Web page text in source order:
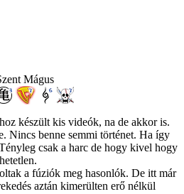
Mágus
készült kis videók, na de akkor is.
Nincs benne semmi történet. Ha így
csak a harc de hogy kivel hogy
a fúziók meg hasonlók. De itt már
aztán kimerülten erő nélkül